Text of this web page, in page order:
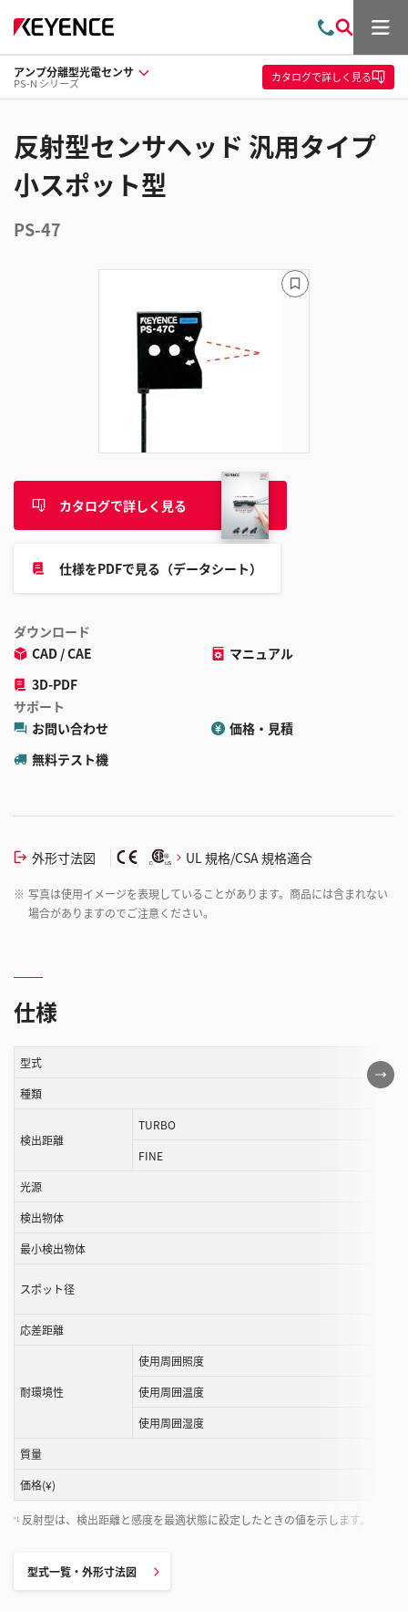
問
い
合
わ
索
メ
ュ
ー
アンプ分離型光電センサ
PS-N シリーズ カタログで詳しく見る
反射型センサヘッド 汎用タイプ
小スポット型
PS-47
カタログで詳しく見る
仕様をPDFで見る（データシート）
ダウンロード
CAD / CAE
マニュアル
3D-PDF
サポート
お問い合わせ
価格・見積
無料テスト機
外形寸法図 UL 規格/CSA 規格適合
※ 写真は使用イメージを表現していることがあります。商品には含まれない
場合がありますのでご注意ください。
ブ
ッ
仕様
こ
の
型式
種類
検出距離
TURBO
FINE
光源
検出物体
最小検出物体
スポット径
応差距離
耐環境性
使用周囲照度
使用周囲温度
使用周囲湿度
質量
価格(¥)
*1 反射型は、検出距離と感度を最適状態に設定したときの値を示します。
型式一覧・外形寸法図